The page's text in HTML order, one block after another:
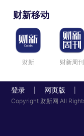
财新移动
财新 财新周刊
登录 网页版
Copyright 财新网 All